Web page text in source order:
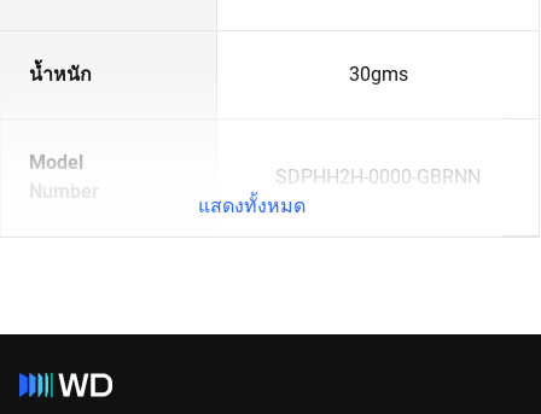
น้ำหนัก 30gms
Model
Number
SDPHH2H-0000-GBRNN
แสดงทั้งหมด